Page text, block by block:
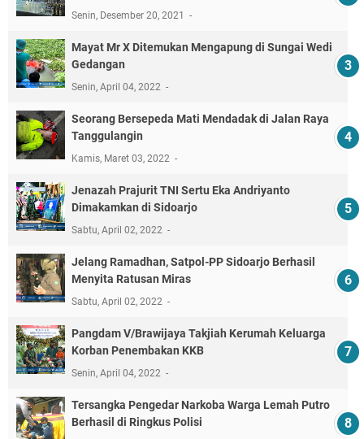
Senin, Desember 20, 2021
Mayat Mr X Ditemukan Mengapung di Sungai Wedi
Gedangan
Senin, April 04, 2022
Seorang Bersepeda Mati Mendadak di Jalan Raya
Tanggulangin
Kamis, Maret 03, 2022
Jenazah Prajurit TNI Sertu Eka Andriyanto
Dimakamkan di Sidoarjo
Sabtu, April 02, 2022
Jelang Ramadhan, Satpol-PP Sidoarjo Berhasil
Menyita Ratusan Miras
Sabtu, April 02, 2022
Pangdam V/Brawijaya Takjiah Kerumah Keluarga
Korban Penembakan KKB
Senin, April 04, 2022
Tersangka Pengedar Narkoba Warga Lemah Putro
Berhasil di Ringkus Polisi